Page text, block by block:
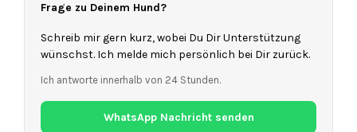
Frage zu Deinem Hund?
Schreib mir gern kurz, wobei Du Dir Unterstützung
wünschst. Ich melde mich persönlich bei Dir zurück.
Ich antworte innerhalb von 24 Stunden.
WhatsApp Nachricht senden